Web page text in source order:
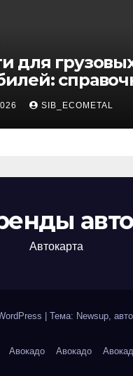
для
и
моделям
SIB_ECOMETAL
авто
Автокарта
Тема: Newsup,
Авокадо Авокадо